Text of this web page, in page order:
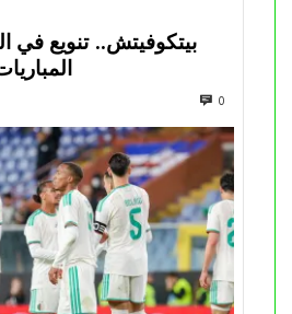
بيتكوفيتش.. تنويع في
0